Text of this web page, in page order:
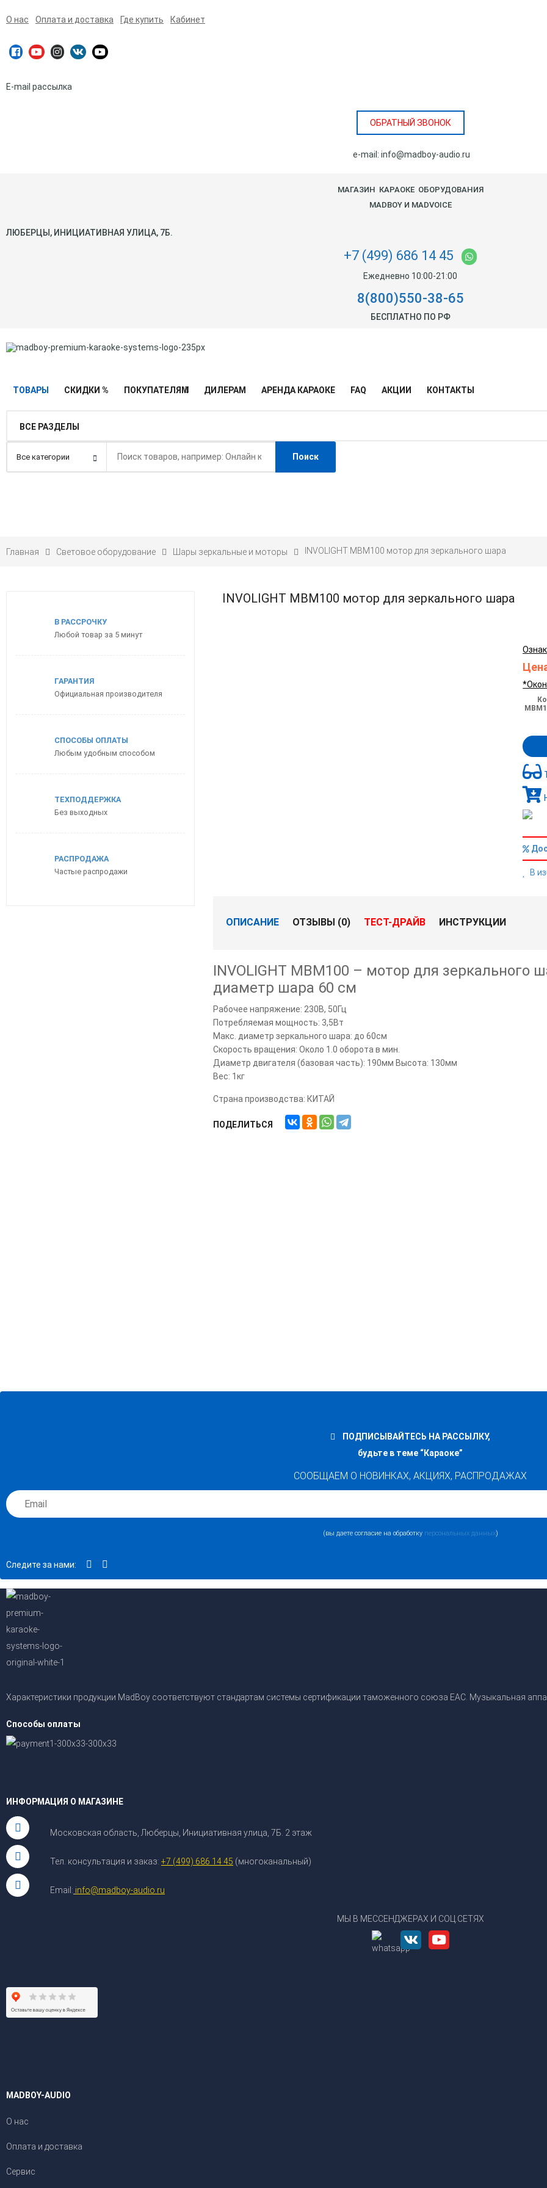
О нас Оплата и доставка Где купить Кабинет
E-mail рассылка
ОБРАТНЫЙ ЗВОНОК
e-mail: info@madboy-audio.ru
МАГАЗИН КАРАОКЕ ОБОРУДОВАНИЯ
MADBOY И MADVOICE
ЛЮБЕРЦЫ, ИНИЦИАТИВНАЯ УЛИЦА, 7Б.
+7 (499) 686 14 45
Ежедневно 10:00-21:00
8(800)550-38-65
БЕСПЛАТНО ПО РФ
ТОВАРЫ СКИДКИ % ПОКУПАТЕЛЯМ ДИЛЕРАМ АРЕНДА КАРАОКЕ FAQ АКЦИИ КОНТАКТЫ
ВСЕ РАЗДЕЛЫ
Поиск
Главная Световое оборудование Шары зеркальные и моторы INVOLIGHT MBM100 мотор для зеркального шара
INVOLIGHT MBM100 мотор для зеркального шара
В
ОПИСАНИЕ ОТЗЫВЫ (0) ТЕСТ-ДРАЙВ ИНСТРУКЦИИ
INVOLIGHT MBM100 – мотор для зеркального
диаметр шара 60 см
Рабочее напряжение: 230В, 50Гц
Потребляемая мощность: 3,5Вт
Макс. диаметр зеркального шара: до 60см
Скорость вращения: Около 1.0 оборота в мин.
Диаметр двигателя (базовая часть): 190мм Высота: 130мм
Вес: 1кг
Страна производства: КИТАЙ
ПОДЕЛИТЬСЯ
Купить в 1 клик
В РАССРОЧКУ
Любой товар за 5 минут
ГАРАНТИЯ
Официальная производителя
СПОСОБЫ ОПЛАТЫ
Любым удобным способом
ТЕХПОДДЕРЖКА
Без выходных
РАСПРОДАЖА
Частые распродажи
Снят с производства — Madboy MFP-2000 мультиформатный караоке плеер
Madboy MINI MANIAC караоке центр 50W для помещения 20м2
Madboy U-REMIX 2 караоке система для онлайн караоке с двумя
беспроводными микрофонами
ПОДПИСЫВАЙТЕСЬ НА РАССЫЛКУ,
будьте в теме “Караоке”
СООБЩАЕМ О НОВИНКАХ, АКЦИЯХ, РАСПРОДАЖАХ
(вы даете согласие на обработку персональных данных)
Следите за нами:
Характеристики продукции MadBoy соответствуют стандартам системы сертификации таможенного союза EAC. Музыкальная
Способы оплаты
ИНФОРМАЦИЯ О МАГАЗИНЕ
Московская область, Люберцы, Инициативная улица, 7Б. 2 этаж
Тел. консультация и заказ: +7 (499) 686 14 45 (многоканальный)
Email: info@madboy-audio.ru
МЫ В МЕССЕНДЖЕРАХ И СОЦ.СЕТЯХ
MADBOY-AUDIO
О нас
Оплата и доставка
Сервис